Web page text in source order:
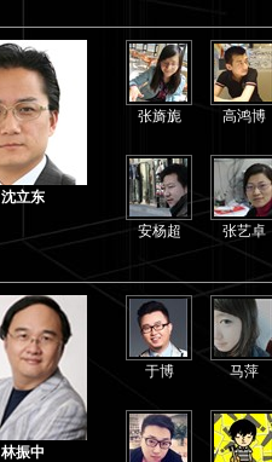
沈立东
张旖旎 高鸿博
安杨超 张艺卓
林振中
于博 马萍